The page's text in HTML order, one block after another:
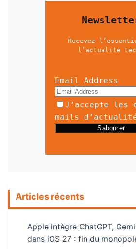
Recevez
l’actualité
Email Address
J’accepte les
mails
Articles récents
Apple intègre ChatGPT,
dans iOS 27 : fin du